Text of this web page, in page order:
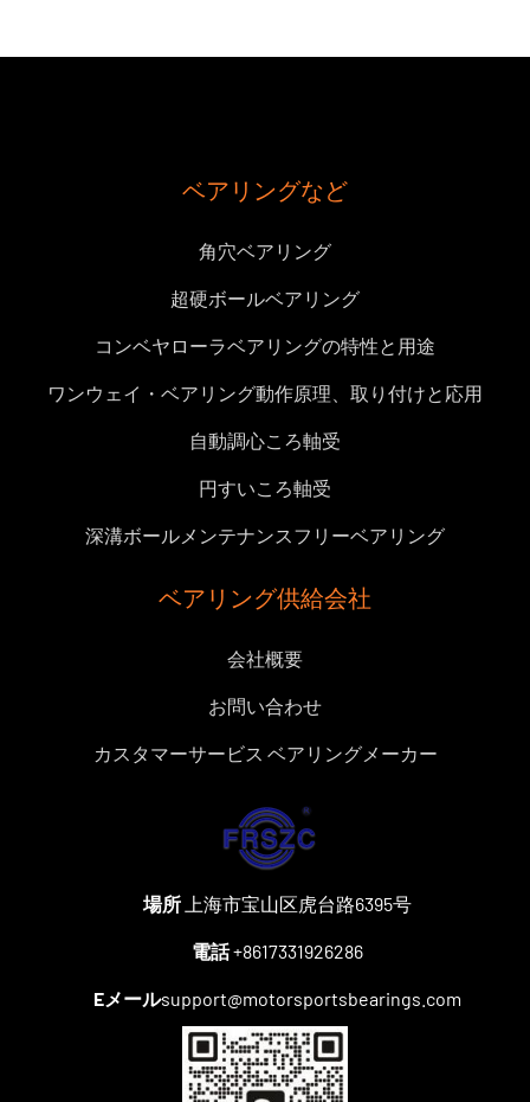
ベアリングなど
角穴ベアリング
超硬ボールベアリング
コンベヤローラベアリングの特性と用途
ワンウェイ・ベアリング動作原理、取り付けと応用
自動調心ころ軸受
円すいころ軸受
深溝ボールメンテナンスフリーベアリング
ベアリング供給会社
会社概要
お問い合わせ
カスタマーサービス ベアリングメーカー
場所上海市宝山区虎台路6395号
電話+8617331926286
Eメールsupport@motorsportsbearings.com